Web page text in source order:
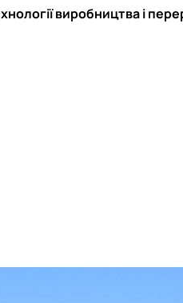
виробництва і